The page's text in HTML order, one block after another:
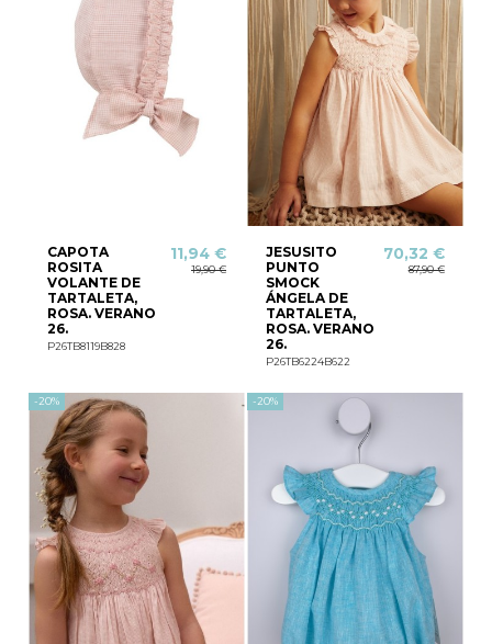
CAPOTA
ROSITA
VOLANTE DE
TARTALETA,
ROSA. VERANO
26.
P26TB8119B828
11,94 €
19,90 €
JESUSITO
PUNTO
SMOCK
ÁNGELA DE
TARTALETA,
ROSA. VERANO
26.
P26TB6224B622
70,32 €
87,90 €
-20% -20%